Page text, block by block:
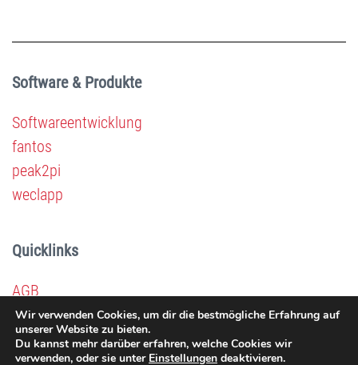
Software & Produkte
Softwareentwicklung
fantos
peak2pi
weclapp
Quicklinks
AGB
Impressum
Datenschutz
Wir verwenden Cookies, um dir die bestmögliche Erfahrung auf
unserer Website zu bieten.
Du kannst mehr darüber erfahren, welche Cookies wir
verwenden, oder sie unter Einstellungen deaktivieren.